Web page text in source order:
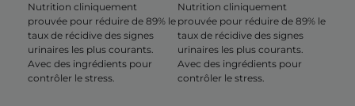
Nutrition cliniquement
prouvée pour réduire de 89% le
taux de récidive des signes
urinaires les plus courants.
Avec des ingrédients pour
contrôler le stress.
Nutrition cliniquement
prouvée pour réduire de 89% le
taux de récidive des signes
urinaires les plus courants.
Avec des ingrédients pour
contrôler le stress.